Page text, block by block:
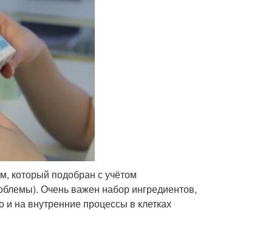
который подобран с учётом
Очень важен набор ингредиентов,
на внутренние процессы в клетках